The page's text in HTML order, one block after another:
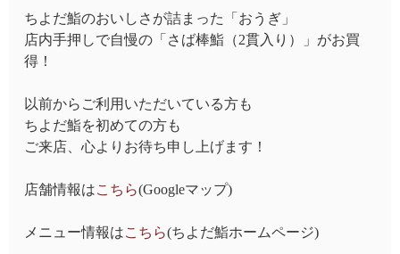
ちよだ鮨のおいしさが詰まった「おうぎ」
店内手押しで自慢の「さば棒鮨（2貫入り）」がお買
得！
以前からご利用いただいている方も
ちよだ鮨を初めての方も
ご来店、心よりお待ち申し上げます！
店舗情報はこちら(Googleマップ)
メニュー情報はこちら(ちよだ鮨ホームページ)